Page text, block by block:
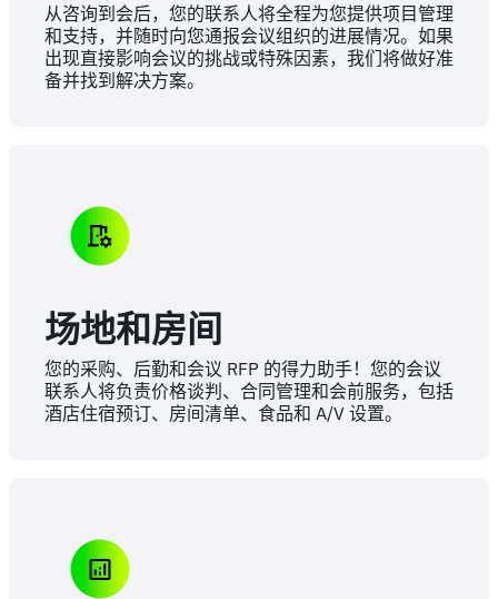
从咨询到会后，您的联系人将全程为您提供项目管理
和支持，并随时向您通报会议组织的进展情况。如果
出现直接影响会议的挑战或特殊因素，我们将做好准
备并找到解决方案。
场地和房间
您的采购、后勤和会议 RFP 的得力助手！您的会议
联系人将负责价格谈判、合同管理和会前服务，包括
酒店住宿预订、房间清单、食品和 A/V 设置。